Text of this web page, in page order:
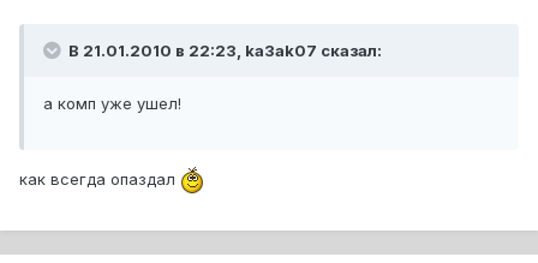
В 21.01.2010 в 22:23, ka3ak07 сказал:
а комп уже ушел!
как всегда опаздал